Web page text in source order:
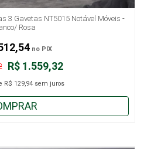
3 Gavetas NT5015 Notável Móveis -
Rosa
R$ 1.559,32
R$ 129,94 sem juros
no PIX